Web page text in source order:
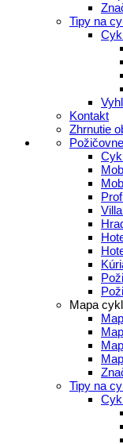
Tipy na
Kontakt
Zhrnutie
Požičovne
Mapa
Tipy na